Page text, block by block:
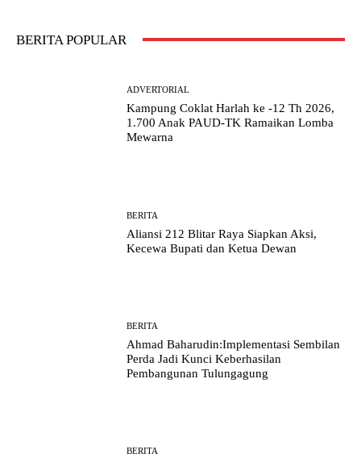
BERITA POPULAR
ADVERTORIAL
Kampung Coklat Harlah ke -12 Th 2026,
1.700 Anak PAUD-TK Ramaikan Lomba
Mewarna
BERITA
Aliansi 212 Blitar Raya Siapkan Aksi,
Kecewa Bupati dan Ketua Dewan
BERITA
Ahmad Baharudin:Implementasi Sembilan
Perda Jadi Kunci Keberhasilan
Pembangunan Tulungagung
BERITA